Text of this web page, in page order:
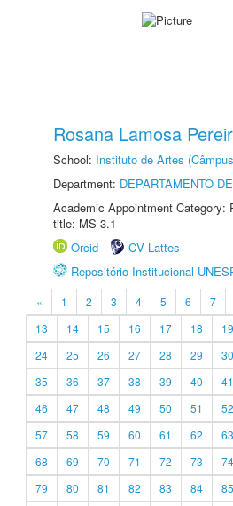
Rosana Lamosa
School: Instituto de Artes
Department: DEPARTAMENTO
Academic Appointment Category:
title: MS-3.1
Orcid
CV Lattes
Repositório Institucional
« 1 2 3 4 5 6 7
13
14 15 16 17 18 19
24
25 26 27 28 29 30
35
36 37 38 39 40 41
46
47 48 49 50 51 52
57
58 59 60 61 62 63
68
69 70 71 72 73 74
79
80 81 82 83 84 85